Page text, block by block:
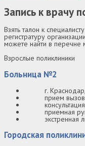
Запись к врачу
Взять талон к
регистратуру
можете найти в перечне
Взрослые поликлиники
Больница №2
г.
прием
приемная
экстренная
Городская